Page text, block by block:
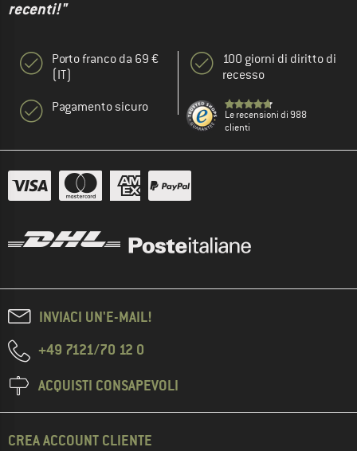
recenti!"
Porto franco da 69 €
(IT)
Pagamento sicuro
100 giorni di diritto di
recesso
Le recensioni di 988
clienti
INVIACI UN'E-MAIL!
+49 7121/70 12 0
ACQUISTI CONSAPEVOLI
CREA ACCOUNT CLIENTE